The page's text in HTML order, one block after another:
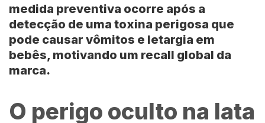
medida preventiva ocorre após a
detecção de uma toxina perigosa que
pode causar vômitos e letargia em
bebês, motivando um recall global da
marca.
O perigo oculto na lata